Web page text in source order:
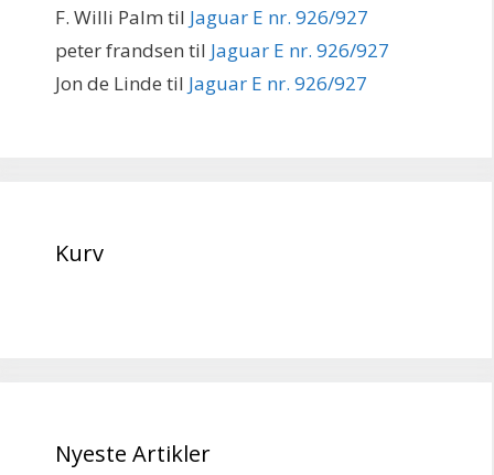
F. Willi Palm til Jaguar E nr. 926/927
peter frandsen til Jaguar E nr. 926/927
Jon de Linde til Jaguar E nr. 926/927
Kurv
Nyeste Artikler